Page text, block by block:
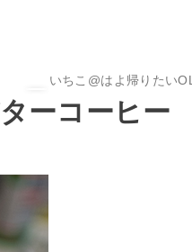
いちこ@はよ帰りたいOL
ーコーヒー